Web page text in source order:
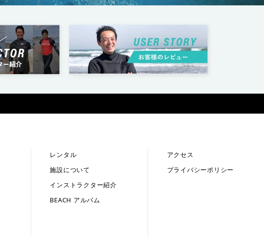
レンタル
施設について
インストラクター紹介
BEACH アルバム
アクセス
プライバシーポリシー